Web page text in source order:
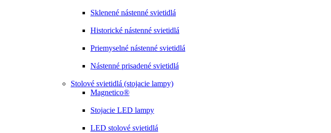
Sklenené nástenné svietidlá
Historické nástenné svietidlá
Priemyselné nástenné svietidlá
Nástenné prisadené svietidlá
Stolové svietidlá (stojacie lampy)
Magnetico®
Stojacie LED lampy
LED stolové svietidlá